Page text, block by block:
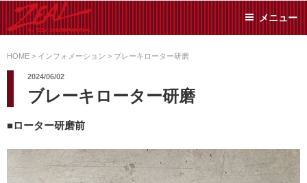
ン
ツ
ス
キ
プ
SUMIYAMA
た日常メンテから各種チ
ューニングまで、車に関
リーでお任せください!
メニュー
HOME > インフォメーション > ブレーキローター研磨
2024/06/02
ブレーキローター研磨
■ローター研磨前